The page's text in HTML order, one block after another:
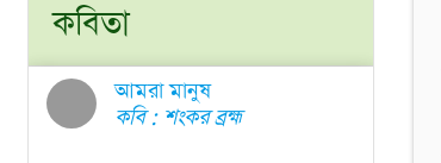
কবিতা
আমরা মানুষ
কবি : শংকর ব্রহ্ম